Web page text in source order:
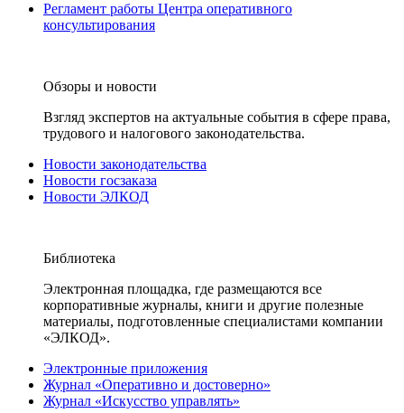
Регламент работы Центра оперативного
консультирования
Обзоры и новости
Взгляд экспертов на актуальные события в сфере права,
трудового и налогового законодательства.
Новости законодательства
Новости госзаказа
Новости ЭЛКОД
Библиотека
Электронная площадка, где размещаются все
корпоративные журналы, книги и другие полезные
материалы, подготовленные специалистами компании
«ЭЛКОД».
Электронные приложения
Журнал «Оперативно и достоверно»
Журнал «Искусство управлять»